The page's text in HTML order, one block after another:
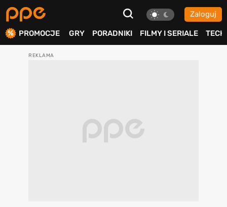
Zaloguj
PROMOCJE GRY PORADNIKI FILMY I SERIALE TECH